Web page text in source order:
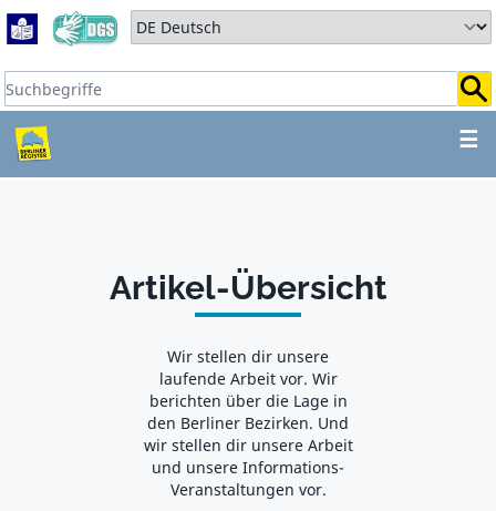
Zum Hauptbereich springen
Zum Hauptmenü springen
Sprache auswählen:
Suchbegriffe:
☰
ZUM HAUPTBEREICH
Artikel-Übersicht
Wir stellen dir unsere
laufende Arbeit vor. Wir
berichten über die Lage in
den Berliner Bezirken. Und
wir stellen dir unsere Arbeit
und unsere Informations-
Veranstaltungen vor.